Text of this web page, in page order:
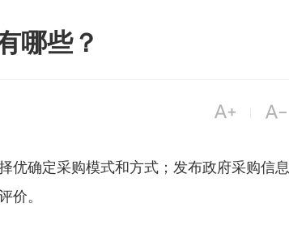
哪些？
 
确定采购模式和方式；发布政府采购信息
价。